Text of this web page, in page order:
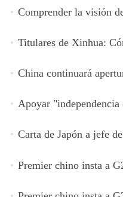
Comprender la visión
Titulares de Xinhua:
China continuará
Apoyar
Carta de Japón a jefe
Premier chino insta a